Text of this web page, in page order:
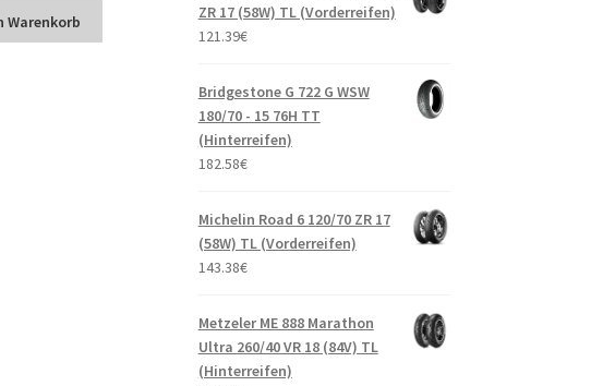
Warenkorb
ZR 17 (58W) TL (Vorderreifen)
121.39€
Bridgestone G 722 G WSW
180/70 - 15 76H TT
(Hinterreifen)
182.58€
Michelin Road 6 120/70 ZR 17
(58W) TL (Vorderreifen)
143.38€
Metzeler ME 888 Marathon
Ultra 260/40 VR 18 (84V) TL
(Hinterreifen)